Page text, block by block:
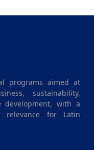
programs aimed at
sustainability,
development, with a
relevance for Latin